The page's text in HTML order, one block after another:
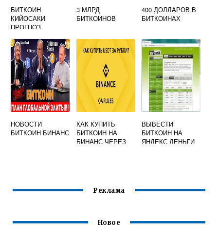
БИТКОИН
КИЙОСАКИ
ПРОГНОЗ
3 МЛРД
БИТКОИНОВ
400 ДОЛЛАРОВ В
БИТКОИНАХ
НОВОСТИ
БИТКОИН БИНАНС
КАК КУПИТЬ
БИТКОИН НА
БИНАНС ЧЕРЕЗ
ВЫВЕСТИ
БИТКОИН НА
ЯНДЕКС ДЕНЬГИ
Реклама
Новое